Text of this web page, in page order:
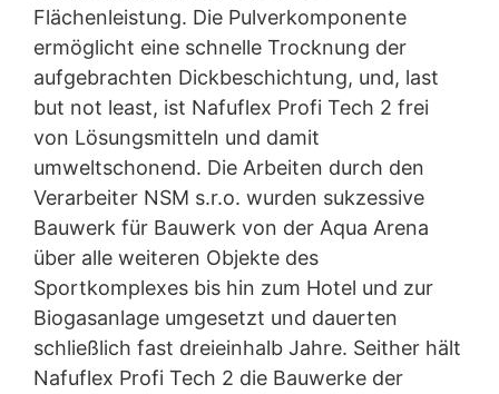
Flächenleistung. Die Pulverkomponente
ermöglicht eine schnelle Trocknung der
aufgebrachten Dickbeschichtung, und, last
but not least, ist Nafuflex Profi Tech 2 frei
von Lösungsmitteln und damit
umweltschonend. Die Arbeiten durch den
Verarbeiter NSM s.r.o. wurden sukzessive
Bauwerk für Bauwerk von der Aqua Arena
über alle weiteren Objekte des
Sportkomplexes bis hin zum Hotel und zur
Biogasanlage umgesetzt und dauerten
schließlich fast dreieinhalb Jahre. Seither hält
Nafuflex Profi Tech 2 die Bauwerke der